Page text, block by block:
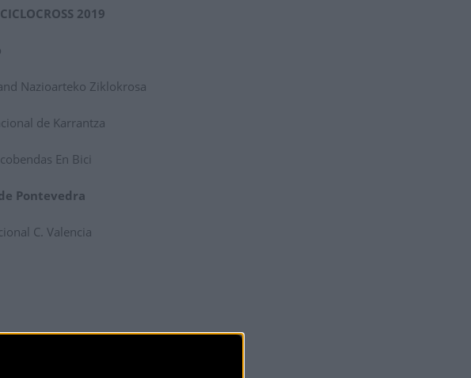
2019
Nazioarteko Ziklokrosa
de Karrantza
En Bici
Pontevedra
C. Valencia